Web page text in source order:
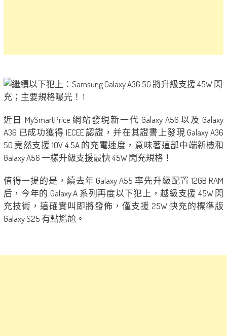
近日 MySmartPrice 網站發現新一代 Galaxy A56 以及 Galaxy
A36 已成功獲得 IECEE 認證，并在其證書上發現 Galaxy A36
5G 竟然支援 10V 4.5A 的充電速度，意味著這部中端新機和
Galaxy A56 一樣升級支援最快 45W 閃充規格！
值得一提的是，續去年 Galaxy A55 率先升級配置 12GB RAM
后，今年的 Galaxy A 系列再度以下犯上，越級支援 45W 閃
充技術，這確實叫即將發佈，僅支援 25W 快充的標準版
Galaxy S25 有點尷尬。